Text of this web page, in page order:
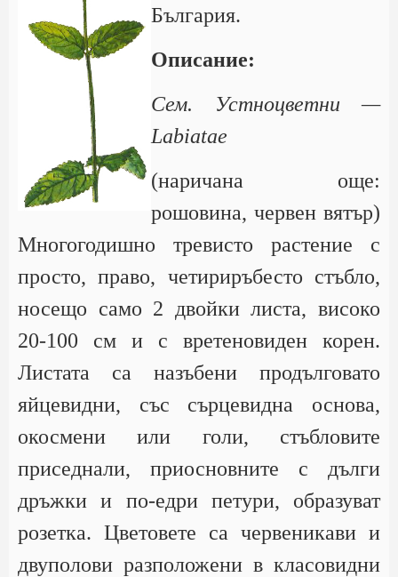
България.
Описание:
Сем. Устноцветни —
Labiatae
(наричана още:
рошовина, червен вятър)
Многогодишно тревисто растение с
просто, право, четириръбесто стъбло,
носещо само 2 двойки листа, високо
20-100 см и с вретеновиден корен.
Листата са назъбени продълговато
яйцевидни, със сърцевидна основа,
окосмени или голи, стъбловите
приседнали, приосновните с дълги
дръжки и по-едри петури, образуват
розетка. Цветовете са червеникави и
двуполови разположени в класовидни